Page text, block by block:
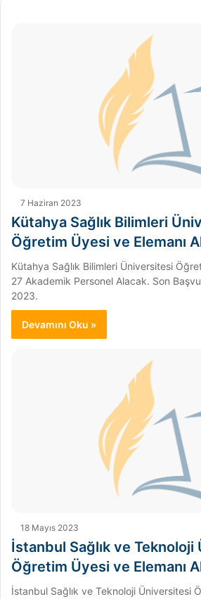
7 Haziran 2023
Kütahya Sağlık Bilimleri
Öğretim Üyesi ve Elemanı
Kütahya Sağlık Bilimleri Üniversitesi
27 Akademik Personel Alacak. Son
2023.
Devamını Oku »
18 Mayıs 2023
İstanbul Sağlık ve
Öğretim Üyesi ve Elemanı
İstanbul Sağlık ve Teknoloji Üniversitesi